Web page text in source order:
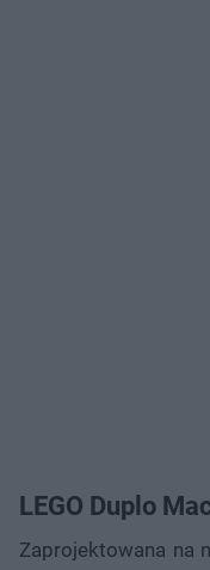
LEGO Duplo
Zaprojektowana na